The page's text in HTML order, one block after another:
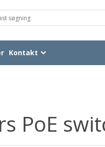
Kontakt
PoE